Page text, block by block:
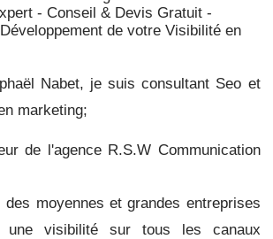
- Conseil & Devis Gratuit -
de votre Visibilité en
Nabet, je suis consultant Seo et
marketing;
de l'agence R.S.W Communication
moyennes et grandes entreprises
une visibilité sur tous les canaux